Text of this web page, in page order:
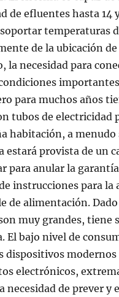
de efluentes hasta 14
temperaturas
de la ubicación
la necesidad para
para muchos años
tubos de electricidad
habitación, a
estará provista de un
para anular la
instrucciones para
de alimentación.
muy grandes,
El bajo nivel de
dispositivos
electrónicos,
necesidad de prever y